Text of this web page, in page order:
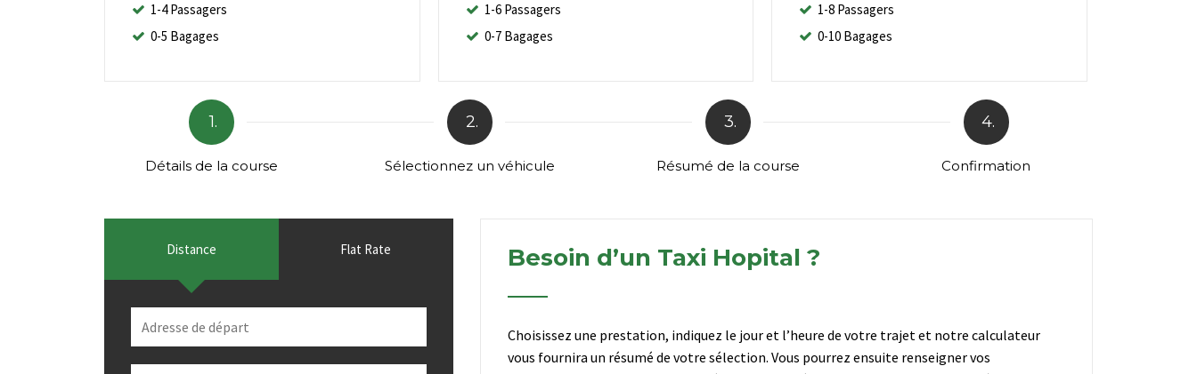
1-4 Passagers
0-5 Bagages
1-6 Passagers
0-7 Bagages
1-8 Passagers
0-10 Bagages
1.
Détails de la course
2.
Sélectionnez un véhicule
3.
Résumé de la course
4.
Confirmation
Distance Flat Rate Besoin d’un Taxi Hopital ?
Choisissez une prestation, indiquez le jour et l’heure de votre trajet et notre calculateur
vous fournira un résumé de votre sélection. Vous pourrez ensuite renseigner vos